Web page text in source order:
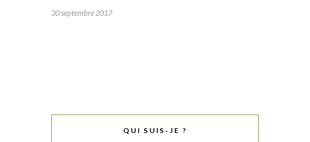
30 septembre 2017
QUI SUIS-JE ?